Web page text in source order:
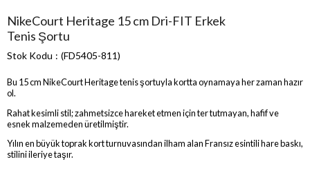
NikeCourt Heritage 15 cm Dri-FIT Erkek
Tenis Şortu
Stok Kodu (FD5405-811)
Bu 15 cm NikeCourt Heritage tenis şortuyla kortta oynamaya her zaman hazır
ol.
Rahat kesimli stil; zahmetsizce hareket etmen için ter tutmayan, hafif ve
esnek malzemeden üretilmiştir.
Yılın en büyük toprak kort turnuvasından ilham alan Fransız esintili hare baskı,
stilini ileriye taşır.